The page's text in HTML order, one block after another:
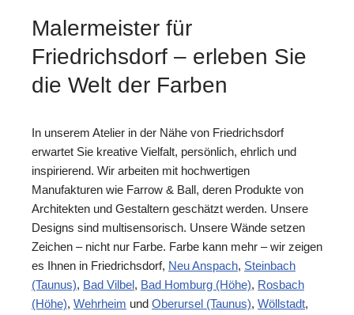
Malermeister für
Friedrichsdorf – erleben Sie
die Welt der Farben
In unserem Atelier in der Nähe von Friedrichsdorf
erwartet Sie kreative Vielfalt, persönlich, ehrlich und
inspirierend. Wir arbeiten mit hochwertigen
Manufakturen wie Farrow & Ball, deren Produkte von
Architekten und Gestaltern geschätzt werden. Unsere
Designs sind multisensorisch. Unsere Wände setzen
Zeichen – nicht nur Farbe. Farbe kann mehr – wir zeigen
es Ihnen in Friedrichsdorf, Neu Anspach, Steinbach
(Taunus), Bad Vilbel, Bad Homburg (Höhe), Rosbach
(Höhe), Wehrheim und Oberursel (Taunus), Wöllstadt,